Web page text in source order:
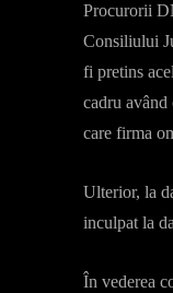
Procurorii
Consiliului
fi pretins
cadru având
care firma
Ulterior, la
inculpat la
În vederea